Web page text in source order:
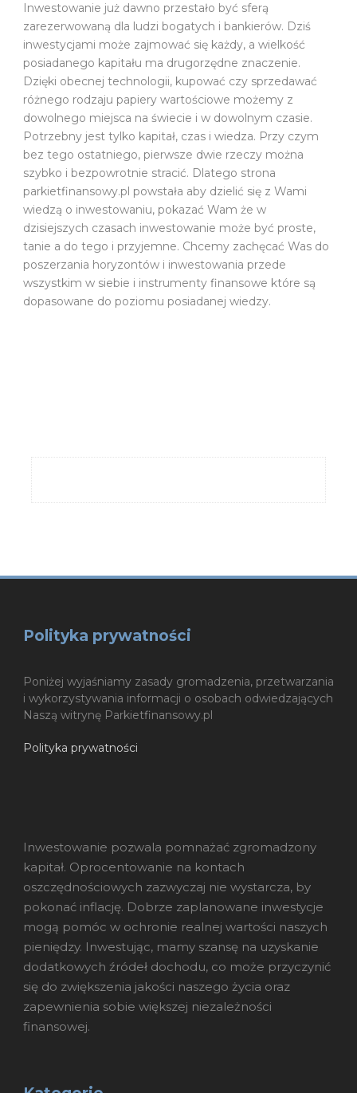
Inwestowanie już dawno przestało być sferą
zarezerwowaną dla ludzi bogatych i bankierów. Dziś
inwestycjami może zajmować się każdy, a wielkość
posiadanego kapitału ma drugorzędne znaczenie.
Dzięki obecnej technologii, kupować czy sprzedawać
różnego rodzaju papiery wartościowe możemy z
dowolnego miejsca na świecie i w dowolnym czasie.
Potrzebny jest tylko kapitał, czas i wiedza. Przy czym
bez tego ostatniego, pierwsze dwie rzeczy można
szybko i bezpowrotnie stracić. Dlatego strona
parkietfinansowy.pl powstała aby dzielić się z Wami
wiedzą o inwestowaniu, pokazać Wam że w
dzisiejszych czasach inwestowanie może być proste,
tanie a do tego i przyjemne. Chcemy zachęcać Was do
poszerzania horyzontów i inwestowania przede
wszystkim w siebie i instrumenty finansowe które są
dopasowane do poziomu posiadanej wiedzy.
Polityka prywatności
Poniżej wyjaśniamy zasady gromadzenia, przetwarzania
i wykorzystywania informacji o osobach odwiedzających
Naszą witrynę Parkietfinansowy.pl
Polityka prywatności
Inwestowanie pozwala pomnażać zgromadzony
kapitał. Oprocentowanie na kontach
oszczędnościowych zazwyczaj nie wystarcza, by
pokonać inflację. Dobrze zaplanowane inwestycje
mogą pomóc w ochronie realnej wartości naszych
pieniędzy. Inwestując, mamy szansę na uzyskanie
dodatkowych źródeł dochodu, co może przyczynić
się do zwiększenia jakości naszego życia oraz
zapewnienia sobie większej niezależności
finansowej.